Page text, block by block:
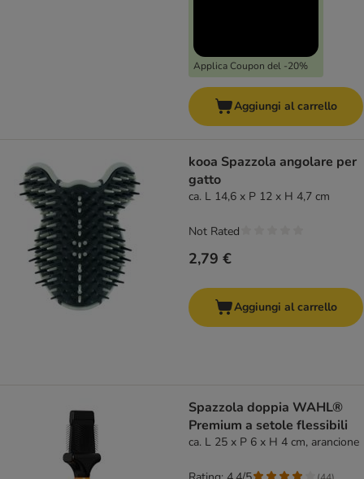
Applica Coupon del -20%
Aggiungi al carrello
kooa Spazzola angolare per
gatto
ca. L 14,6 x P 12 x H 4,7 cm
2,79 €
Not Rated
Aggiungi al carrello
Spazzola doppia WAHL®
Premium a setole flessibili
ca. L 25 x P 6 x H 4 cm, arancione